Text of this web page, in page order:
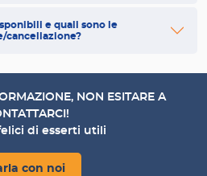
e quali sono le
cancellazione?
NON ESITARE A
di esserti utili
con noi